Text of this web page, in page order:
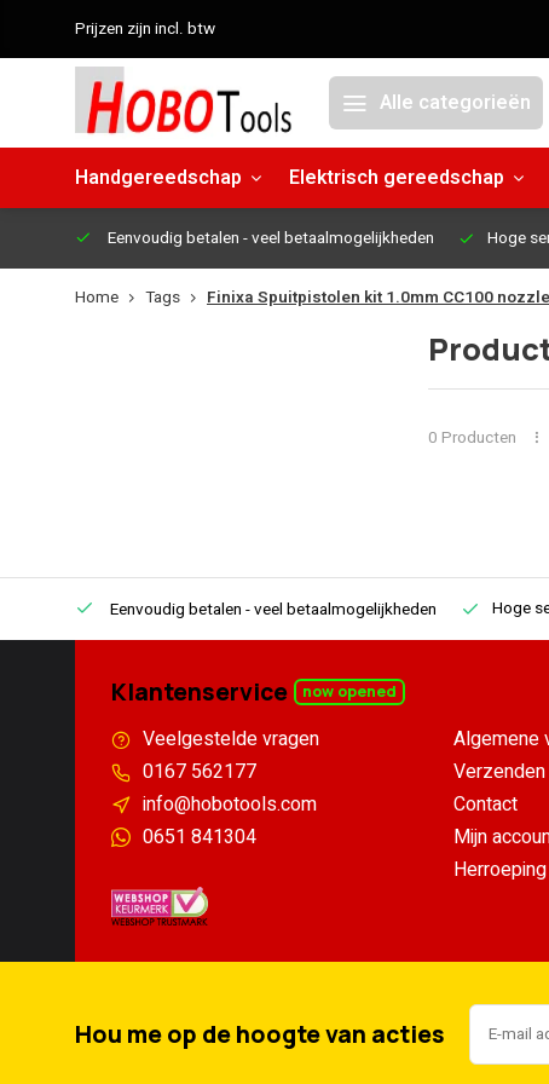
Prijzen zijn incl. btw
Alle categorieën
Handgereedschap Elektrisch gereedschap
Eenvoudig betalen - veel betaalmogelijkheden Hoge
Home Tags Finixa Spuitpistolen kit 1.0mm CC100 nozzle
0 Producten
Eenvoudig betalen - veel betaalmogelijkheden Hoge
Klantenservice now opened
Veelgestelde vragen
0167 562177
info@hobotools.com
0651 841304
Algemene
Contact
Mijn
Hou me op de hoogte van acties